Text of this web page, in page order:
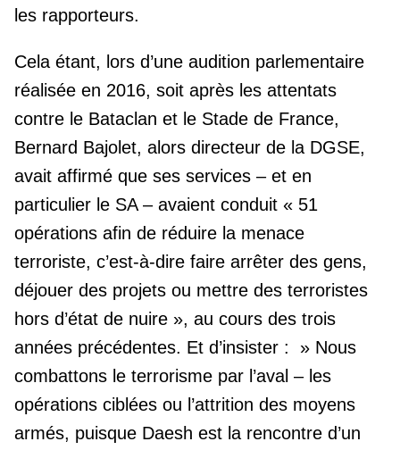
les rapporteurs.
Cela étant, lors d’une audition parlementaire
réalisée en 2016, soit après les attentats
contre le Bataclan et le Stade de France,
Bernard Bajolet, alors directeur de la DGSE,
avait affirmé que ses services – et en
particulier le SA – avaient conduit « 51
opérations afin de réduire la menace
terroriste, c’est-à-dire faire arrêter des gens,
déjouer des projets ou mettre des terroristes
hors d’état de nuire », au cours des trois
années précédentes. Et d’insister : » Nous
combattons le terrorisme par l’aval – les
opérations ciblées ou l’attrition des moyens
armés, puisque Daesh est la rencontre d’un